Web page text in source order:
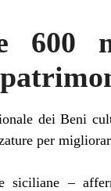
600
dei Beni
per
–